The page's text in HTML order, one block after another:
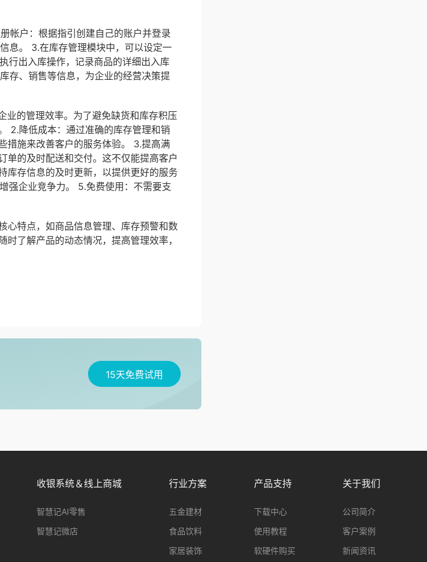
帐户：根据指引创建自己的账户并登录
息。 3.在库存管理模块中，可以设定一
行出入库操作，记录商品的详细出入库
存、销售等信息，为企业的经营决策提
业的管理效率。为了避免缺货和库存积压
2.降低成本：通过准确的库存管理和销
措施来改善客户的服务体验。 3.提高满
单的及时配送和交付。这不仅能提高客户
库存信息的及时更新，以提供更好的服务
强企业竞争力。 5.免费使用：不需要支
心特点，如商品信息管理、库存预警和数
了解产品的动态情况，提高管理效率，
15天免费试用
收银系统＆线上商城
智慧记AI零售
智慧记微店
行业方案
五金建材
食品饮料
家居装饰
产品支持
下载中心
使用教程
软硬件购买
关于我们
公司简介
客户案例
新闻资讯